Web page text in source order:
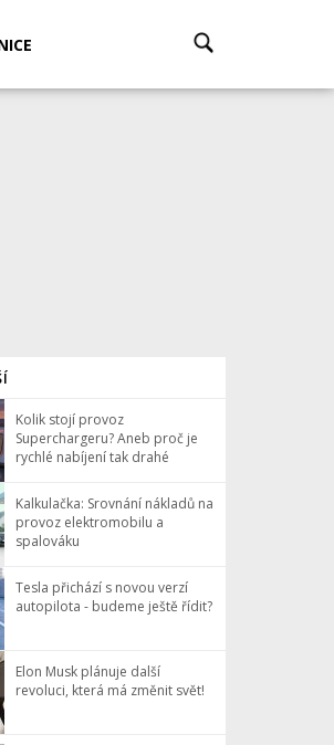
Kolik stojí provoz
Superchargeru? Aneb proč je
rychlé nabíjení tak drahé
Kalkulačka: Srovnání nákladů na
provoz elektromobilu a
spalováku
Tesla přichází s novou verzí
autopilota - budeme ještě řídit?
Elon Musk plánuje další
revoluci, která má změnit svět!